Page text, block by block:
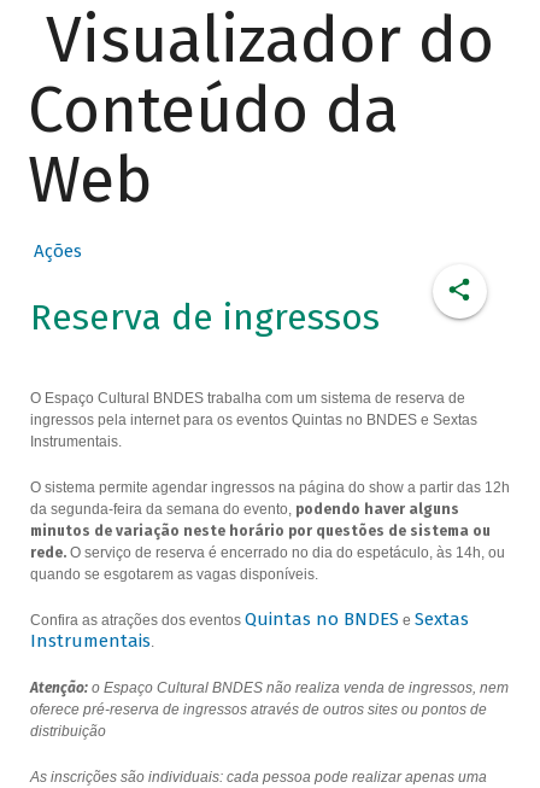
Visualizador do
Conteúdo da
Web
Ações
Reserva de ingressos
O Espaço Cultural BNDES trabalha com um sistema de reserva de
ingressos pela internet para os eventos Quintas no BNDES e Sextas
Instrumentais.
O sistema permite agendar ingressos na página do show a partir das 12h
da segunda-feira da semana do evento, podendo haver alguns
minutos de variação neste horário por questões de sistema ou
rede.O serviço de reserva é encerrado no dia do espetáculo, às 14h, ou
quando se esgotarem as vagas disponíveis.
Confira as atrações dos eventos Quintas no BNDES e Sextas
Instrumentais.
Atenção:o Espaço Cultural BNDES não realiza venda de ingressos, nem
oferece pré-reserva de ingressos através de outros sites ou pontos de
distribuição
As inscrições são individuais: cada pessoa pode realizar apenas uma